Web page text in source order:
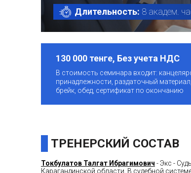
Длительность: 8 академ.
130 000 тенге, Без учета НДС
В стоимость семинара входит:
принадлежности, раздаточный
брейк, обед, сертификат по окончанию
ТРЕНЕРСКИЙ СОСТАВ
Токбулатов Талгат Ибрагимович - Экс -
Карагандинской области. В судебной